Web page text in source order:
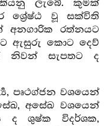
ලැබේ. කුමක්
ශ්‍රේෂ්ඨ වූ සක්විති
අනගාරික රත්නයට
ඇසුරු කොට දෙව්
නිවන් සැපතට ද
පෘථග්ජන වශයෙන්
අසේඛ වශයෙන්
ද ශුෂ්ක විදර්ශක,